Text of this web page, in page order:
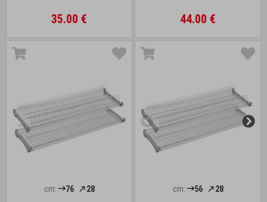
35.00 € 44.00 €
cm: 76
28
cm: 56
28